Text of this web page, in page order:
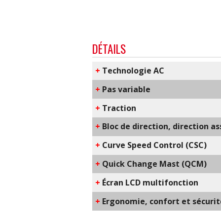
DÉTAILS
+ ​Technologie AC
+ Pas variable
+ Traction
+ Bloc de direction, direction
+ C​urve Speed Control​ (CSC)
+ Q​uick Change Mast​ (QCM)
+ Écran LCD multifonction
+ ​Ergonomie, confort et